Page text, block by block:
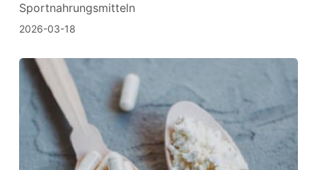
Sportnahrungsmitteln
2026-03-18